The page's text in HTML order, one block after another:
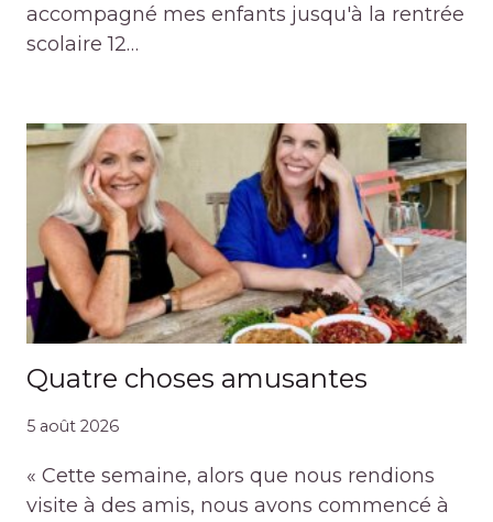
accompagné mes enfants jusqu'à la rentrée
scolaire 12…
Quatre choses amusantes
5 août 2026
« Cette semaine, alors que nous rendions
visite à des amis, nous avons commencé à